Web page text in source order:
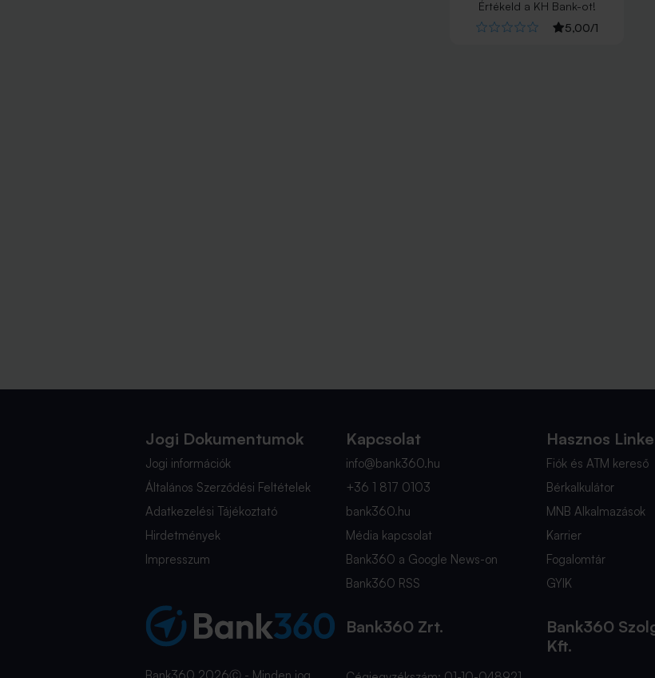
Értékeld a KH Bank-ot!
5,00/1
Jogi Dokumentumok
Jogi információk
Általános Szerződési Feltételek
Adatkezelési Tájékoztató
Hirdetmények
Impresszum
Kapcsolat
info@bank360.hu
+36 1 817 0103
bank360.hu
Média kapcsolat
Bank360 a Google News-on
Bank360 RSS
Hasznos
Fiók és ATM kereső
Bérkalkulátor
MNB Alkalmazások
Karrier
Fogalomtár
GYIK
Bank360 Zrt.
Bank360
Kft.